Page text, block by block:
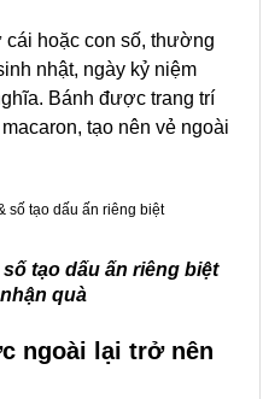
hoặc con số, thường
nhật, ngày kỷ niệm
Bánh được trang trí
tạo nên vẻ ngoài
tạo dấu ấn riêng biệt
quà
ngoài lại trở nên